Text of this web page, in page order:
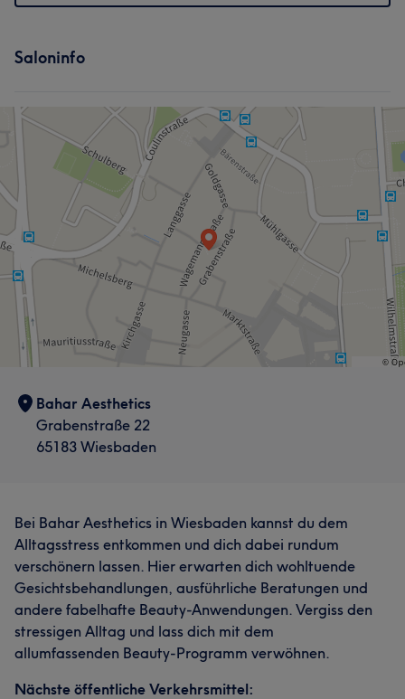
Saloninfo
Bahar Aesthetics
Grabenstraße 22
65183 Wiesbaden
Bei Bahar Aesthetics in Wiesbaden kannst du dem
Alltagsstress entkommen und dich dabei rundum
verschönern lassen. Hier erwarten dich wohltuende
Gesichtsbehandlungen, ausführliche Beratungen und
andere fabelhafte Beauty-Anwendungen. Vergiss den
stressigen Alltag und lass dich mit dem
allumfassenden Beauty-Programm verwöhnen.
Nächste öffentliche Verkehrsmittel: